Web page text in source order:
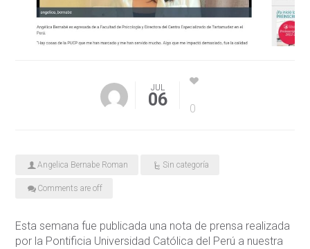
JUL
06 0
Angelica Bernabe Roman Sin categoría
Comments are off
Esta semana fue publicada una nota de prensa realizada
por la Pontificia Universidad Católica del Perú a nuestra